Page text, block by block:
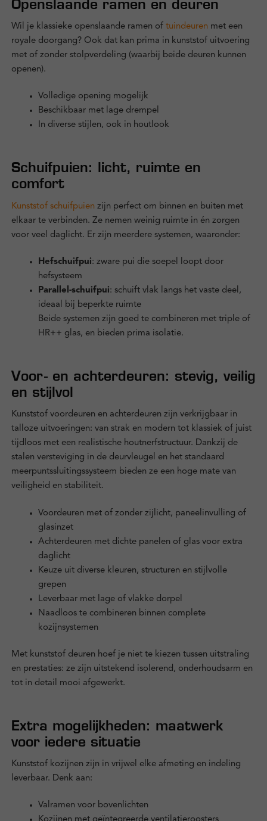
Openslaande ramen en deuren
Wil je klassieke openslaande ramen of tuindeuren met een
royale doorgang? Ook dat kan prima in kunststof uitvoering
met of zonder stolpverdeling (waarbij beide deuren kunnen
openen).
Volledige opening mogelijk
Beschikbaar met lage drempel
In diverse stijlen, ook in houtlook
Schuifpuien: licht, ruimte en
comfort
Kunststof schuifpuien zijn perfect om binnen en buiten met
elkaar te verbinden. Ze nemen weinig ruimte in én zorgen
voor veel daglicht. Er zijn meerdere systemen, waaronder:
Hefschuifpui: zware pui die soepel loopt door
hefsysteem
Parallel-schuifpui: schuift vlak langs het vaste deel,
ideaal bij beperkte ruimte
Beide systemen zijn goed te combineren met triple of
HR++ glas, en bieden prima isolatie.
Voor- en achterdeuren: stevig, veilig
en stijlvol
Kunststof voordeuren en achterdeuren zijn verkrijgbaar in
talloze uitvoeringen: van strak en modern tot klassiek of juist
tijdloos met een realistische houtnerfstructuur. Dankzij de
stalen versteviging in de deurvleugel en het standaard
meerpuntssluitingssysteem bieden ze een hoge mate van
veiligheid en stabiliteit.
Voordeuren met of zonder zijlicht, paneelinvulling of
glasinzet
Achterdeuren met dichte panelen of glas voor extra
daglicht
Keuze uit diverse kleuren, structuren en stijlvolle
grepen
Leverbaar met lage of vlakke dorpel
Naadloos te combineren binnen complete
kozijnsystemen
Met kunststof deuren hoef je niet te kiezen tussen uitstraling
en prestaties: ze zijn uitstekend isolerend, onderhoudsarm en
tot in detail mooi afgewerkt.
Extra mogelijkheden: maatwerk
voor iedere situatie
Kunststof kozijnen zijn in vrijwel elke afmeting en indeling
leverbaar. Denk aan:
Valramen voor bovenlichten